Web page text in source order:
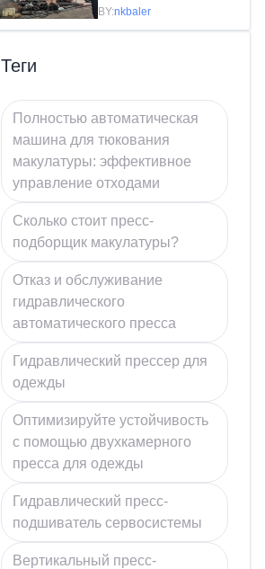
макулатуры:
эффективность
BY:nkbaler
Теги
Полностью автоматическая
машина для тюкования
макулатуры: эффективное
управление отходами
Сколько стоит пресс-
подборщик макулатуры?
Отказ и обслуживание
гидравлического
автоматического пресса
Гидравлический прессер для
одежды
Оптимизируйте устойчивость
с помощью двухкамерного
пресса для одежды
Гидравлический пресс-
подшиватель сервосистемы
Вертикальный пресс-